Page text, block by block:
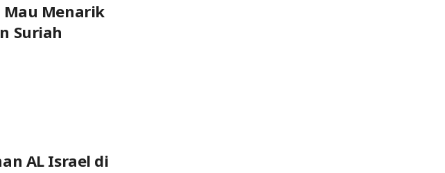
Mau Menarik
Suriah
AL Israel di